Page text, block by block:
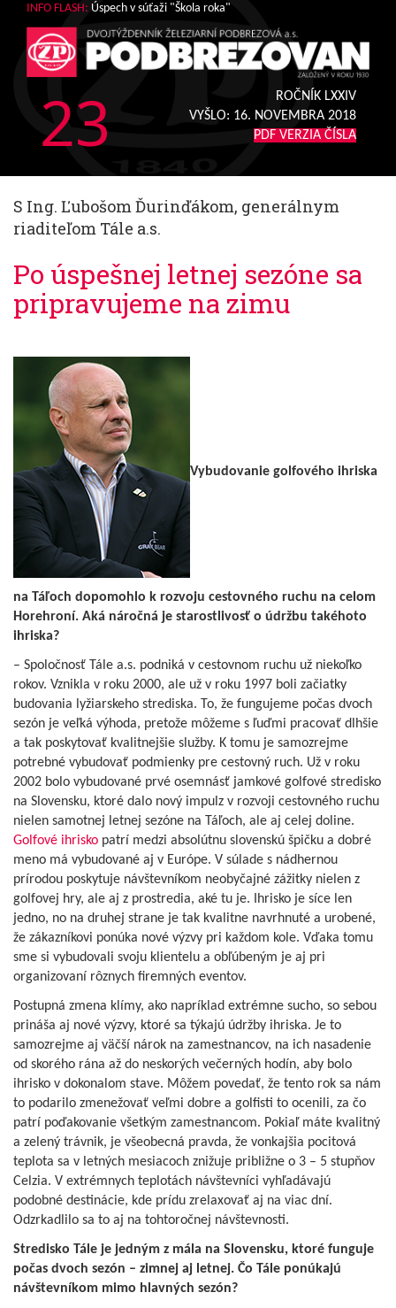
INFO FLASH: Úspech v súťaži "Škola roka"
23
ROČNÍK LXXIV
VYŠLO: 16. NOVEMBRA 2018
PDF VERZIA ČÍSLA
S Ing. Ľubošom Ďurinďákom, generálnym
riaditeľom Tále a.s.
Po úspešnej letnej sezóne sa
pripravujeme na zimu
Vybudovanie golfového ihriska
na Táľoch dopomohlo k rozvoju cestovného ruchu na celom
Horehroní. Aká náročná je starostlivosť o údržbu takéhoto
ihriska?
– Spoločnosť Tále a.s. podniká v cestovnom ruchu už niekoľko
rokov. Vznikla v roku 2000, ale už v roku 1997 boli začiatky
budovania lyžiarskeho strediska. To, že fungujeme počas dvoch
sezón je veľká výhoda, pretože môžeme s ľuďmi pracovať dlhšie
a tak poskytovať kvalitnejšie služby. K tomu je samozrejme
potrebné vybudovať podmienky pre cestovný ruch. Už v roku
2002 bolo vybudované prvé osemnásť jamkové golfové stredisko
na Slovensku, ktoré dalo nový impulz v rozvoji cestovného ruchu
nielen samotnej letnej sezóne na Táľoch, ale aj celej doline.
Golfové ihrisko patrí medzi absolútnu slovenskú špičku a dobré
meno má vybudované aj v Európe. V súlade s nádhernou
prírodou poskytuje návštevníkom neobyčajné zážitky nielen z
golfovej hry, ale aj z prostredia, aké tu je. Ihrisko je síce len
jedno, no na druhej strane je tak kvalitne navrhnuté a urobené,
že zákazníkovi ponúka nové výzvy pri každom kole. Vďaka tomu
sme si vybudovali svoju klientelu a obľúbeným je aj pri
organizovaní rôznych firemných eventov.
Postupná zmena klímy, ako napríklad extrémne sucho, so sebou
prináša aj nové výzvy, ktoré sa týkajú údržby ihriska. Je to
samozrejme aj väčší nárok na zamestnancov, na ich nasadenie
od skorého rána až do neskorých večerných hodín, aby bolo
ihrisko v dokonalom stave. Môžem povedať, že tento rok sa nám
to podarilo zmenežovať veľmi dobre a golfisti to ocenili, za čo
patrí poďakovanie všetkým zamestnancom. Pokiaľ máte kvalitný
a zelený trávnik, je všeobecná pravda, že vonkajšia pocitová
teplota sa v letných mesiacoch znižuje približne o 3 – 5 stupňov
Celzia. V extrémnych teplotách návštevníci vyhľadávajú
podobné destinácie, kde prídu zrelaxovať aj na viac dní.
Odzrkadlilo sa to aj na tohtoročnej návštevnosti.
Stredisko Tále je jedným z mála na Slovensku, ktoré funguje
počas dvoch sezón – zimnej aj letnej. Čo Tále ponúkajú
návštevníkom mimo hlavných sezón?